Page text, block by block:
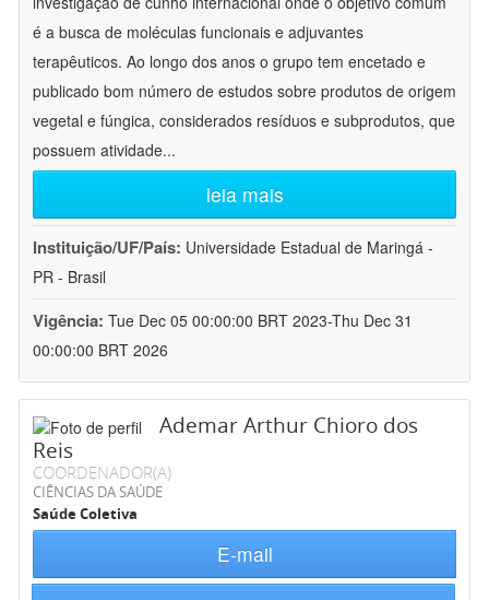
é a busca de moléculas funcionais e adjuvantes
terapêuticos. Ao longo dos anos o grupo tem encetado e
publicado bom número de estudos sobre produtos de origem
vegetal e fúngica, considerados resíduos e subprodutos, que
possuem atividade...
leia mais
Instituição/UF/País: Universidade Estadual de Maringá -
PR - Brasil
Vigência: Tue Dec 05 00:00:00 BRT 2023-Thu Dec 31
00:00:00 BRT 2026
Ademar Arthur Chioro dos
Reis
COORDENADOR(A)
CIÊNCIAS DA SAÚDE
Saúde Coletiva
E-mail